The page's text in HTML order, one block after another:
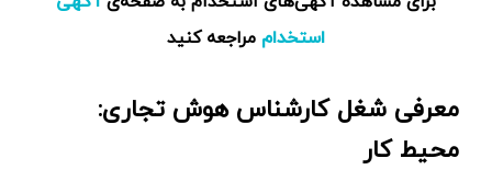
استخدام مراجعه کنید
معرفی شغل کارشناس هوش تجاری:
محیط کار